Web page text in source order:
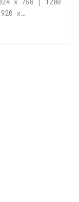
x…